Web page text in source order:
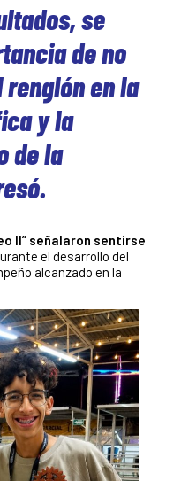
se
de no
en la
y la
de la
II” señalaron sentirse
el desarrollo del
alcanzado en la